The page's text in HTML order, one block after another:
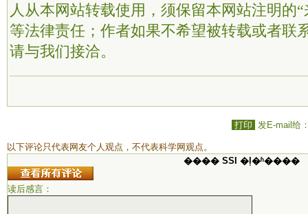
人从本网站转载使用，须保留本网站注明的
等法律责任；作者如果不希望被转载或者联
请与我们接洽。
打印 发E-mail给
以下评论只代表网友个人观点，不代表科学网观点。
���� SSI �ļ�ʱ����
读后感言：